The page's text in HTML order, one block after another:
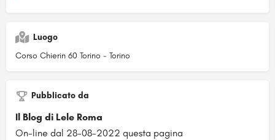
Luogo
Corso Chierin 60 Torino - Torino
Pubblicato da
Il Blog di Lele Roma
On-line dal 28-08-2022 questa pagina